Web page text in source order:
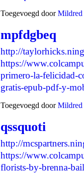
Toegevoegd doorMildred
mpfdgbeq
http://
https://
primero-la-felicidad-
gratis-epub-pdf-y-
Toegevoegd doorMildred
qssquoti
http://
https://
florists-by-brenna-